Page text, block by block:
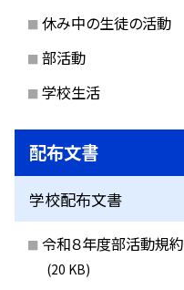
休み中の生徒の活動
部活動
学校生活
配布文書
学校配布文書
令和８年度部活動規約
(20 KB)